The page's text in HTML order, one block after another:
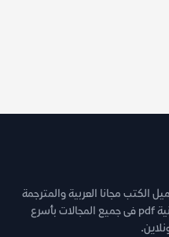
الكتب مجانا العربية والمترجمة
والروايات والقصص وغيرها من كتب مجانية pdf فى جميع المجالات بأسرع